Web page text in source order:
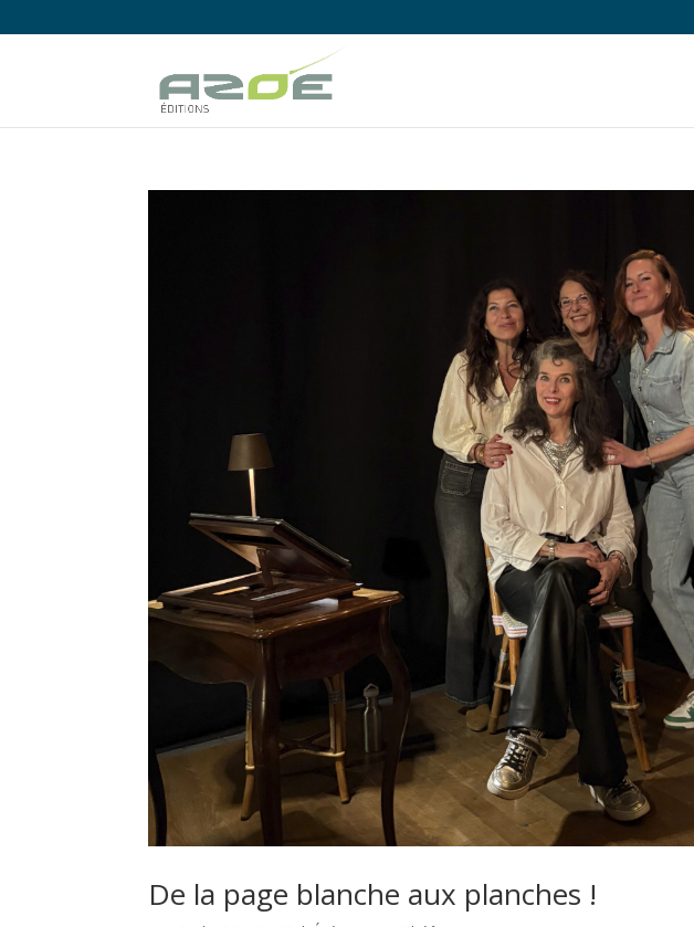
De la page blanche aux planches !